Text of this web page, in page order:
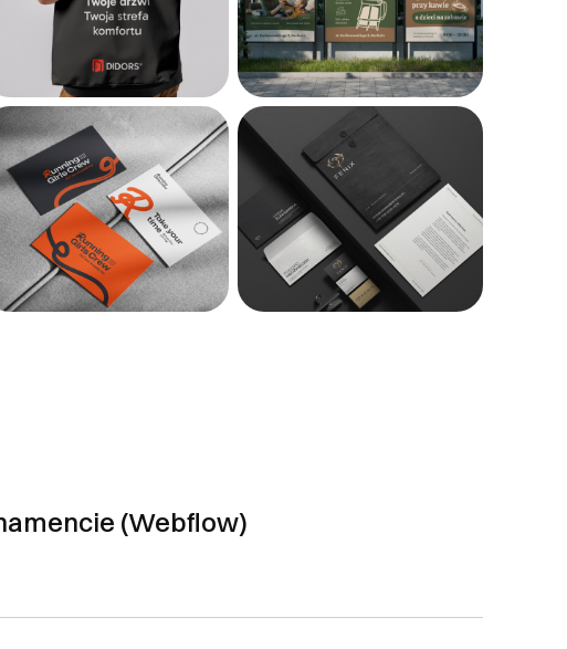
na odległość w terminie
prawa odstąpienia należy
2. Wyjątek – produkty
PDF) prawo do odstąpienia od
przed upływem 14 dni od
otrzymał potwierdzenie
nie jest możliwy. 3. Anulacja
zamówienia (tj. przed
płatność zostanie
braku dostępu do
Sposób złożenia reklamacji
powinno zawierać: imię
rozpatrywane są w terminie do
zostanie poinformowany drogą
gwarancją, chyba że w
(Webflow)